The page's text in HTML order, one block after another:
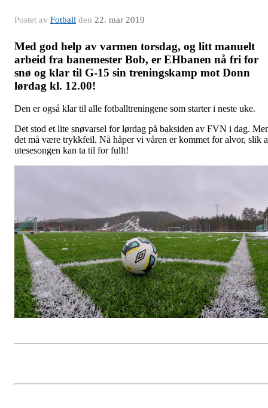
Postet av Fotball den 22. mar 2019
Med god help av varmen torsdag, og litt manuelt
arbeid fra banemester Bob, er EHbanen nå fri for
snø og klar til G-15 sin treningskamp mot Donn
lørdag kl. 12.00!
Den er også klar til alle fotballtreningene som starter i neste uke.
Det stod et lite snøvarsel for lørdag på baksiden av FVN i dag.
det må være trykkfeil. Nå håper vi våren er kommet for alvor, slik
utesesongen kan ta til for fullt!